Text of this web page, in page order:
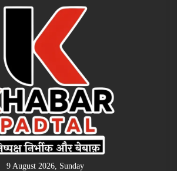
9 August 2026, Sunday